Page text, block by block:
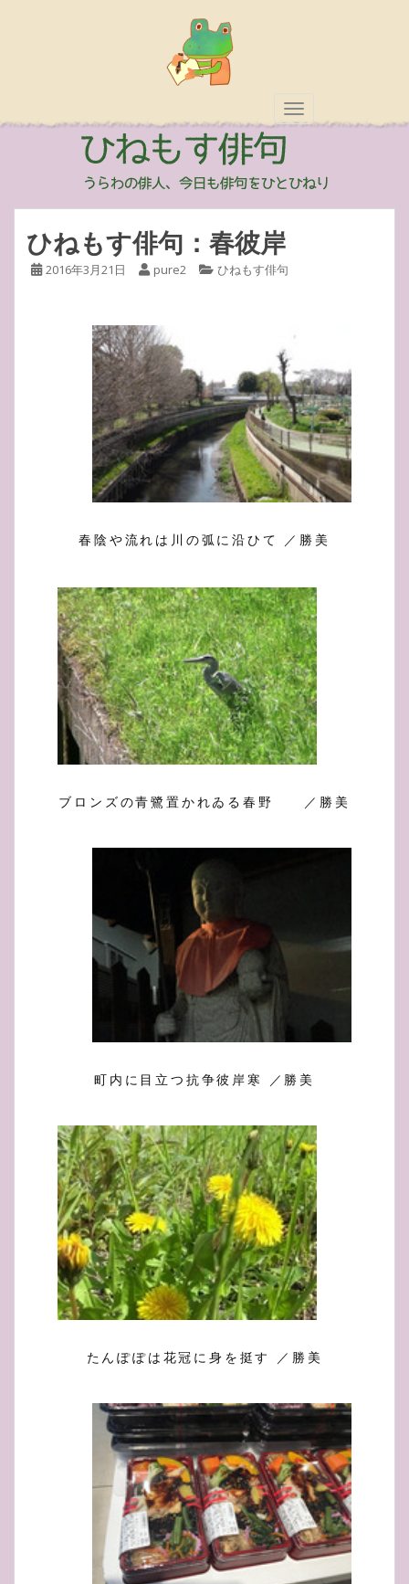
TOGGLE
ひねもす俳句：春彼岸
2016年3月21日 pure2 ひねもす俳句
春陰や流れは川の弧に沿ひて ／勝美
ブロンズの青鷺置かれゐる春野 ／勝美
町内に目立つ抗争彼岸寒 ／勝美
たんぽぽは花冠に身を挺す ／勝美